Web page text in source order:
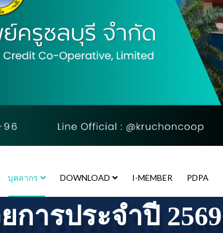
บุคลากร DOWNLOAD I-MEMBER PDPA
ารประจำปี 2569